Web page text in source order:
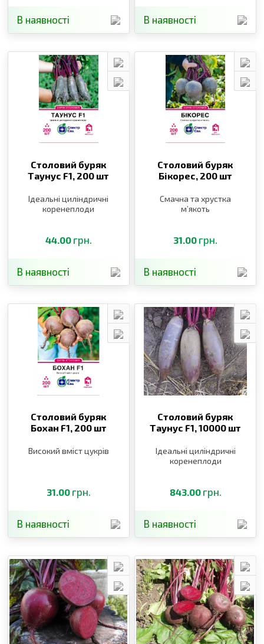
В наявності В наявності
Столовий буряк
Таунус F1, 200 шт
Ідеальні циліндричні
коренеплоди
44.00 грн.
В наявності
Столовий буряк
Бікорес, 200 шт
Смачна та хрустка
м’якоть
31.00 грн.
В наявності
Столовий буряк
Бохан F1, 200 шт
Високий вміст цукрів
31.00 грн.
В наявності
Столовий буряк
Таунус F1, 10000 шт
Ідеальні циліндричні
коренеплоди
843.00 грн.
В наявності